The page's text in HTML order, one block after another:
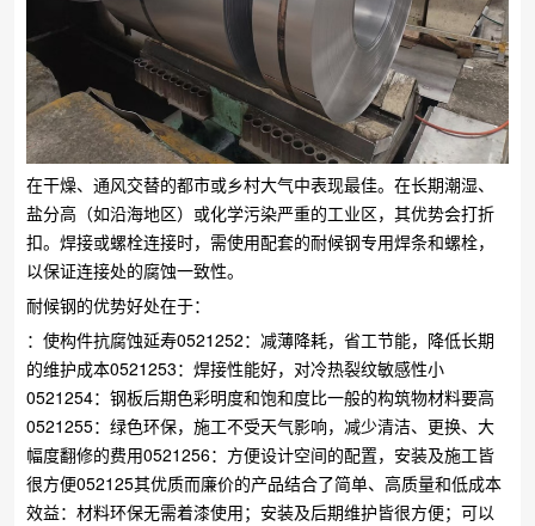
在干燥、通风交替的都市或乡村大气中表现最佳。在长期潮湿、
盐分高（如沿海地区）或化学污染严重的工业区，其优势会打折
扣。焊接或螺栓连接时，需使用配套的耐候钢专用焊条和螺栓，
以保证连接处的腐蚀一致性。
耐候钢的优势好处在于：
：使构件抗腐蚀延寿0521252：减薄降耗，省工节能，降低长期
的维护成本0521253：焊接性能好，对冷热裂纹敏感性小
0521254：钢板后期色彩明度和饱和度比一般的构筑物材料要高
0521255：绿色环保，施工不受天气影响，减少清洁、更换、大
幅度翻修的费用0521256：方便设计空间的配置，安装及施工皆
很方便052125其优质而廉价的产品结合了简单、高质量和低成本
效益：材料环保无需着漆使用；安装及后期维护皆很方便；可以